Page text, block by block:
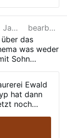
vor 2 Jahren
bearbeitet
das
was weder
Sohn
(ob
auch in im
wird???)
versuchte
den
Ewald
hat dann
noch
sorry